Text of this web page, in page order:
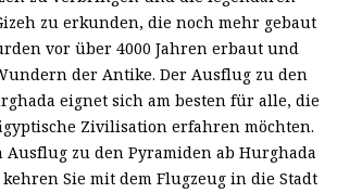
zu erkunden, die noch mehr gebaut
vor über 4000 Jahren erbaut und
der Antike. Der Ausflug zu den
eignet sich am besten für alle, die
Zivilisation erfahren möchten.
Ausflug zu den Pyramiden ab Hurghada
Sie mit dem Flugzeug in die Stadt